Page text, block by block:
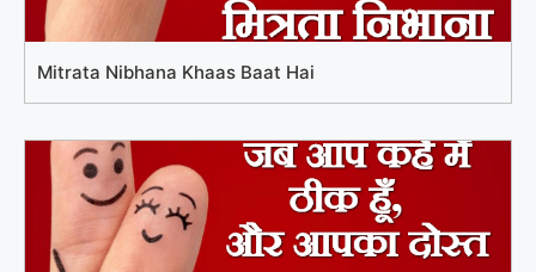
Mitrata Nibhana Khaas Baat Hai